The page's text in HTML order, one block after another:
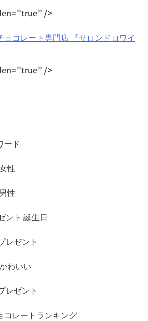
/>
ョコレート専門店 『サロンドロワイ
/>
ード
性
性
ント 誕生日
レゼント
わいい
レゼント
コレートランキング